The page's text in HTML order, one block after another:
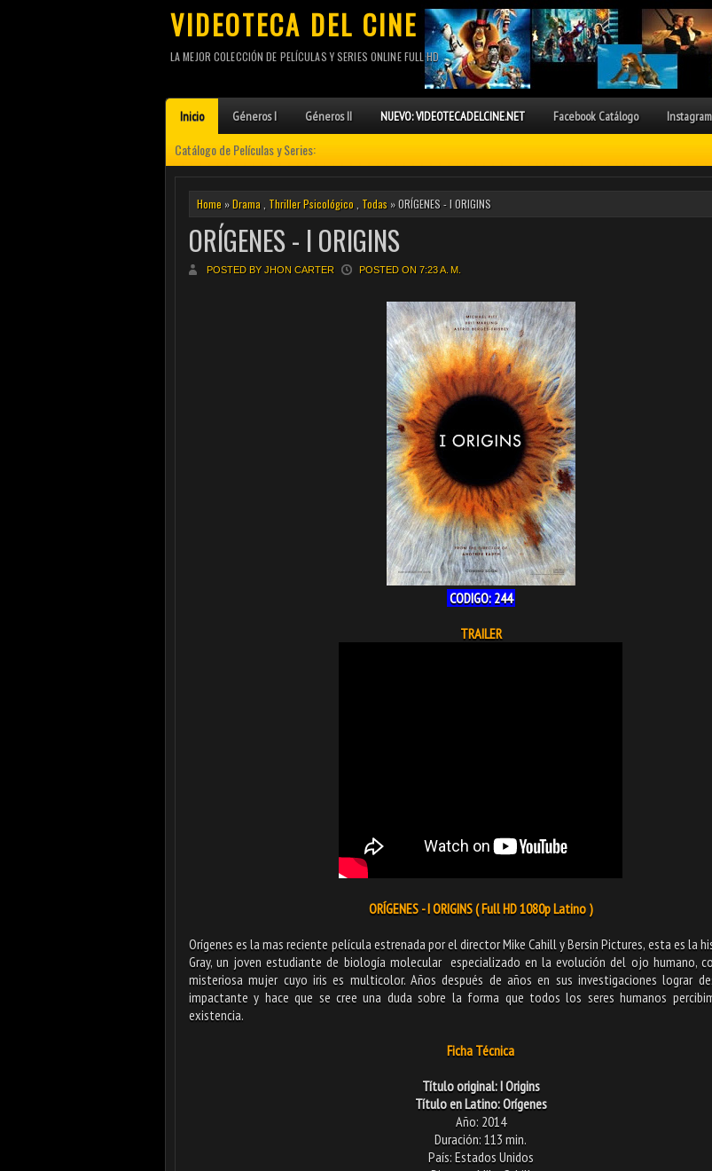
VIDEOTECA DEL CINE
LA MEJOR COLECCIÓN DE PELÍCULAS Y SERIES ONLINE FULL HD
Inicio Géneros I Géneros II NUEVO: VIDEOTECADELCINE.NET Facebook Catálogo Instagram
Catálogo de Películas y Series:
Home »Drama Thriller Psicológico Todas » ORÍGENES - I ORIGINS
ORÍGENES - I ORIGINS
POSTED BY JHON CARTER POSTED ON 7:23 A. M.
CODIGO: 244
TRAILER
ORÍGENES - I ORIGINS ( Full HD 1080p Latino )
Orígenes es la mas reciente película estrenada por el director Mike Cahill y Bersin Pictures, esta es la
Gray, un joven estudiante de biología molecular especializado en la evolución del ojo humano,
misteriosa mujer cuyo iris es multicolor. Años después de años en sus investigaciones lograr
impactante y hace que se cree una duda sobre la forma que todos los seres humanos
existencia.
Ficha Técnica
Título original: I Origins
Título en Latino: Orígenes
Año: 2014
Duración: 113 min.
País: Estados Unidos